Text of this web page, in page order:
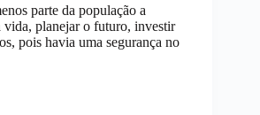
parte da população a
vida, planejar o futuro, investir
pois havia uma segurança no